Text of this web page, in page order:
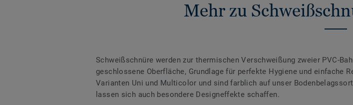
Mehr zu
Schweißschnüre werden zur thermischen Verschweißung zweier PVC-
geschlossene Oberfläche, Grundlage für perfekte Hygiene und einfache
Varianten Uni und Multicolor und sind farblich auf unser
lassen sich auch besondere Designeffekte schaffen.